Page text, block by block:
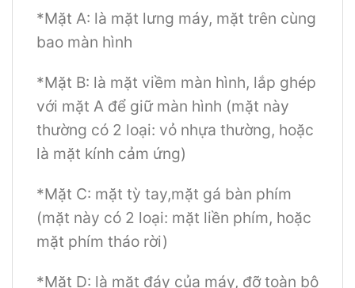
*Mặt A: là mặt lưng máy, mặt trên cùng
bao màn hình
*Mặt B: là mặt viềm màn hình, lắp ghép
với mặt A để giữ màn hình (mặt này
thường có 2 loại: vỏ nhựa thường, hoặc
là mặt kính cảm ứng)
*Mặt C: mặt tỳ tay,mặt gá bàn phím
(mặt này có 2 loại: mặt liền phím, hoặc
mặt phím tháo rời)
*Mặt D: là mặt đáy của máy, đỡ toàn bộ